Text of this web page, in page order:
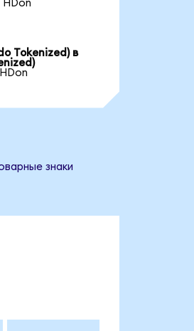
HDon
Tokenized) в
знаки